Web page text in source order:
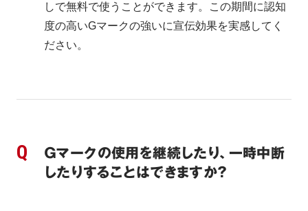
しで無料で使うことができます。この期間に認知
度の高いGマークの強いに宣伝効果を実感してく
ださい。
Ｇマークの使用を継続したり、一時中断
したりすることはできますか？